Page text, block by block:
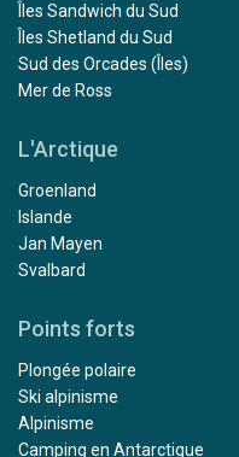
Îles Sandwich du Sud
Îles Shetland du Sud
Sud des Orcades (Îles)
Mer de Ross
L'Arctique
Groenland
Islande
Jan Mayen
Svalbard
Points forts
Plongée polaire
Ski alpinisme
Alpinisme
Camping en Antarctique